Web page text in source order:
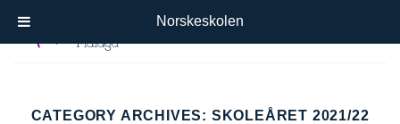
CATEGORY ARCHIVES: SKOLEÅRET 2021/22
Norskeskolen